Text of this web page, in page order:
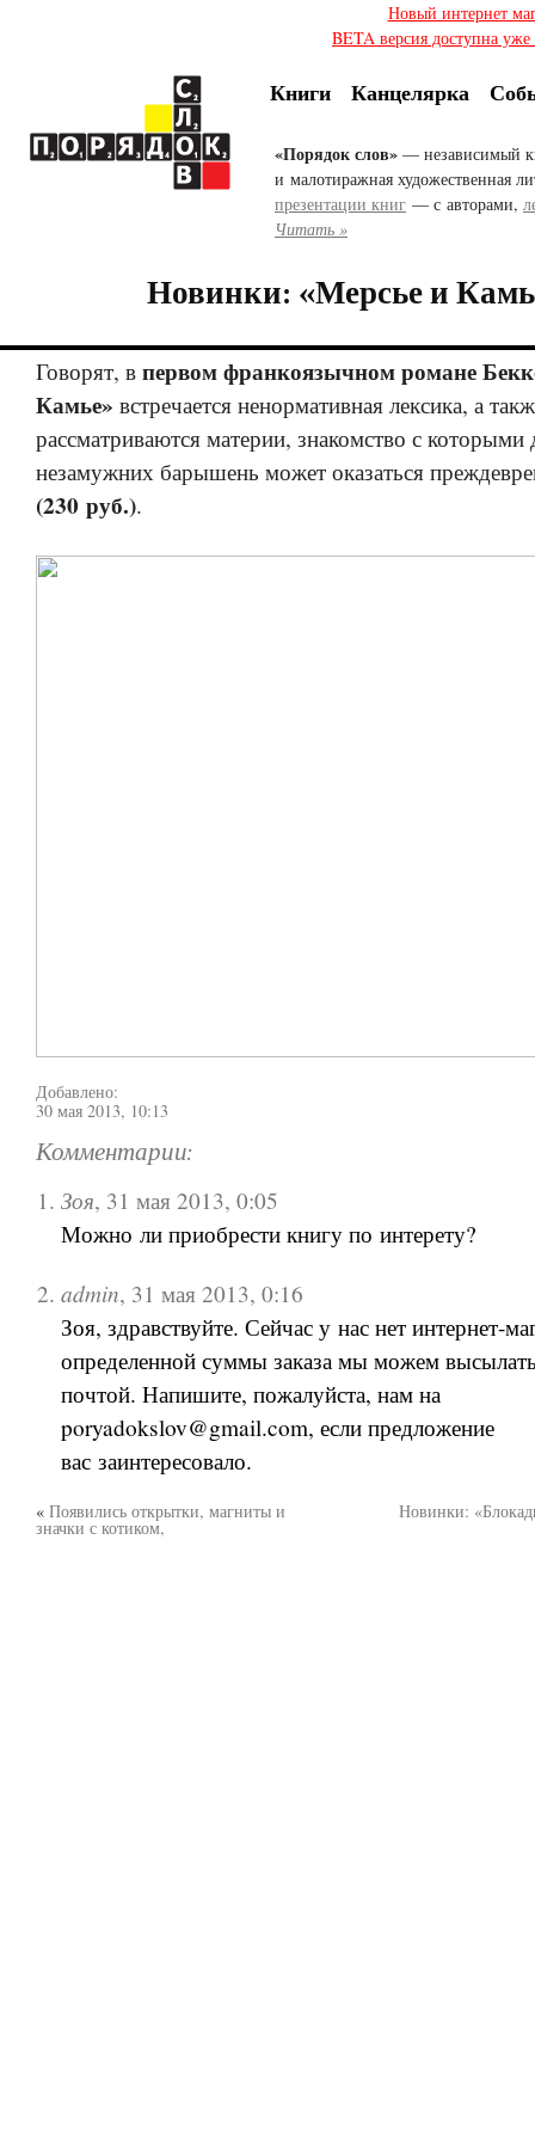
Новый интернет
BETA версия доступна
Книги Канцелярка
«Порядок слов» — независимый
и малотиражная художественная
презентации книг — с авторами,
Читать »
Новинки: «Мерсье и
Говорят, в первом франкоязычном романе
Камье» встречается ненормативная лексика, а
рассматриваются материи, знакомство с которыми
незамужних барышень может оказаться
(230 руб.).
Добавлено:
30 мая 2013, 10:13
Комментарии:
Зоя, 31 мая 2013, 0:05
Можно ли приобрести книгу по интерету?
admin, 31 мая 2013, 0:16
Зоя, здравствуйте. Сейчас у нас нет интернет-
определенной суммы заказа мы можем
почтой. Напишите, пожалуйста, нам на
poryadokslov@gmail.com, если предложение
вас заинтересовало.
« Появились открытки, магниты и
значки с котиком,
Новинки: